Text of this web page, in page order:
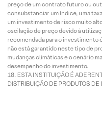
preço de um contrato futuro ou
consubstanciar um índice, uma
um investimento de risco muito
oscilação de preço devido à
recomendada para o investimento
não está garantido neste tipo de
mudanças climáticas e o cenário
desempenho do investimento.
ESTA INSTITUIÇÃO É
DISTRIBUIÇÃO DE PRODUTOS